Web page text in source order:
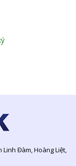
Linh Đàm, Hoàng Liệt,